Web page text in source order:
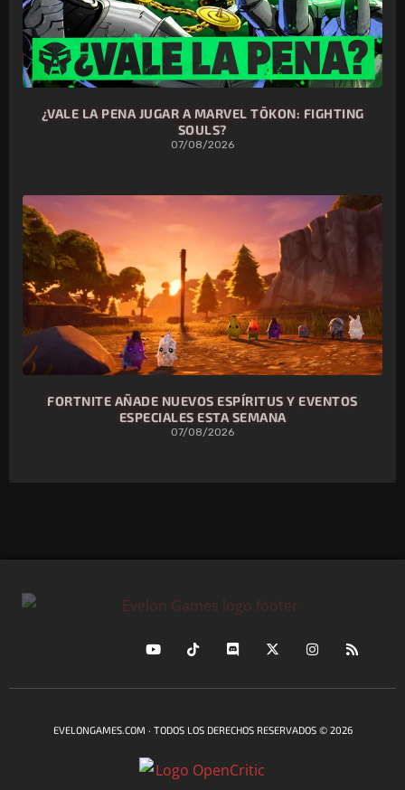
¿VALE LA PENA JUGAR A MARVEL TŌKON: FIGHTING
SOULS?
07/08/2026
FORTNITE AÑADE NUEVOS ESPÍRITUS Y EVENTOS
ESPECIALES ESTA SEMANA
07/08/2026
EVELONGAMES.COM · TODOS LOS DERECHOS RESERVADOS © 2026